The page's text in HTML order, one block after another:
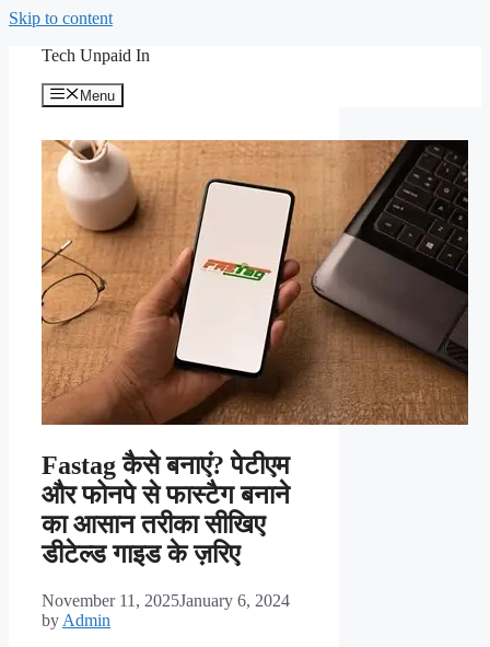
Skip to content
Tech Unpaid In
Menu
Fastag कैसे बनाएं? पेटीएम
और फोनपे से फास्टैग बनाने
का आसान तरीका सीखिए
डीटेल्ड गाइड के ज़रिए
November 11, 2025January 6, 2024
by Admin